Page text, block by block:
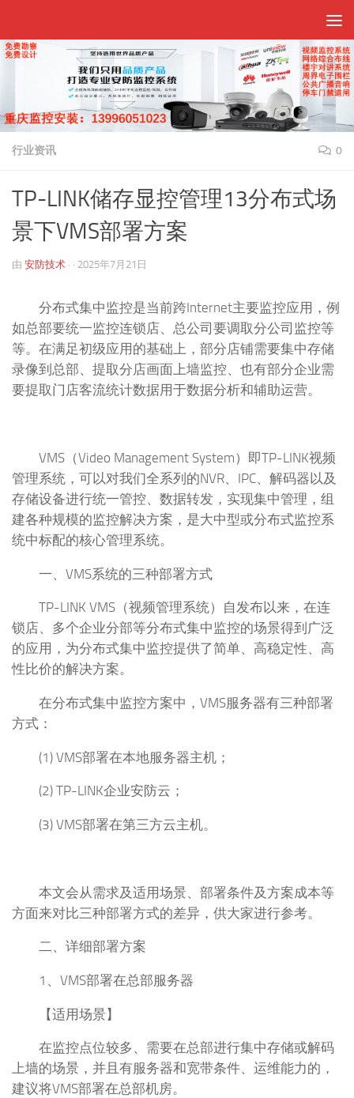
行业资讯 0
TP-LINK储存显控管理13分布式场
景下VMS部署方案
由 安防技术 · · 2025年7月21日
分布式集中监控是当前跨Internet主要监控应用，例
如总部要统一监控连锁店、总公司要调取分公司监控等
等。在满足初级应用的基础上，部分店铺需要集中存储
录像到总部、提取分店画面上墙监控、也有部分企业需
要提取门店客流统计数据用于数据分析和辅助运营。
VMS（Video Management System）即TP-LINK视频
管理系统，可以对我们全系列的NVR、IPC、解码器以及
存储设备进行统一管控、数据转发，实现集中管理，组
建各种规模的监控解决方案，是大中型或分布式监控系
统中标配的核心管理系统。
一、VMS系统的三种部署方式
TP-LINK VMS（视频管理系统）自发布以来，在连
锁店、多个企业分部等分布式集中监控的场景得到广泛
的应用，为分布式集中监控提供了简单、高稳定性、高
性比价的解决方案。
在分布式集中监控方案中，VMS服务器有三种部署
方式：
(1) VMS部署在本地服务器主机；
(2) TP-LINK企业安防云；
(3) VMS部署在第三方云主机。
本文会从需求及适用场景、部署条件及方案成本等
方面来对比三种部署方式的差异，供大家进行参考。
二、详细部署方案
1、VMS部署在总部服务器
【适用场景】
在监控点位较多、需要在总部进行集中存储或解码
上墙的场景，并且有服务器和宽带条件、运维能力的，
建议将VMS部署在总部机房。